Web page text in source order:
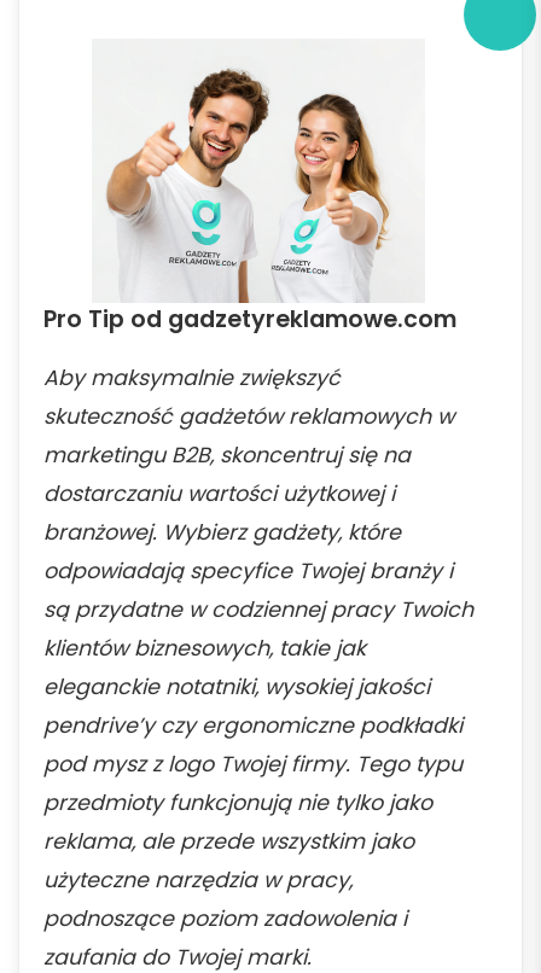
Pro Tip od gadzetyreklamowe.com
Aby maksymalnie zwiększyć
skuteczność gadżetów reklamowych w
marketingu B2B, skoncentruj się na
dostarczaniu wartości użytkowej i
branżowej. Wybierz gadżety, które
odpowiadają specyfice Twojej branży i
są przydatne w codziennej pracy Twoich
klientów biznesowych, takie jak
eleganckie notatniki, wysokiej jakości
pendrive’y czy ergonomiczne podkładki
pod mysz z logo Twojej firmy. Tego typu
przedmioty funkcjonują nie tylko jako
reklama, ale przede wszystkim jako
użyteczne narzędzia w pracy,
podnoszące poziom zadowolenia i
zaufania do Twojej marki.